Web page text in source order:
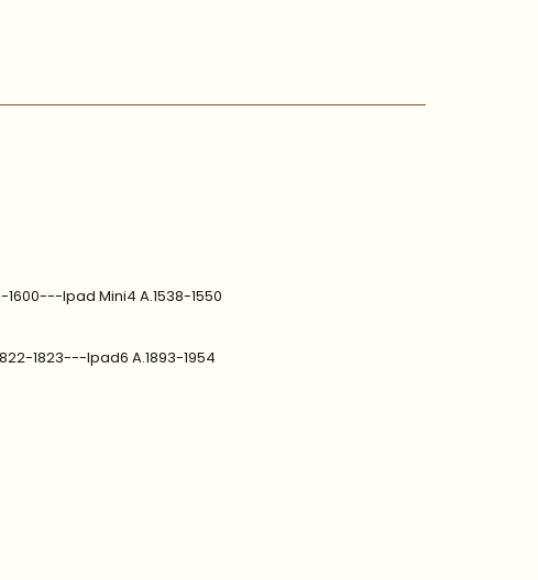
Ipad Mini4 A.1538-1550
1823---Ipad6 A.1893-1954